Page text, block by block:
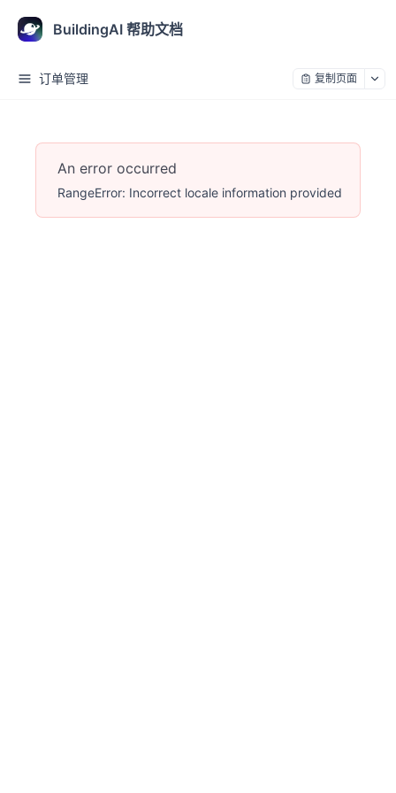
BuildingAI 帮助文档
订单管理 复制页面
An error occurred
RangeError: Incorrect locale information provided